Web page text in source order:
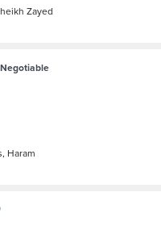
Zayed
Negotiable
Haram